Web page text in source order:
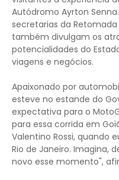
Autódromo Ayrton
secretarias da Retomada
também divulgam os
potencialidades do
viagens e negócios.
Apaixonado por
esteve no estande do
expectativa para o
para essa corrida em
Valentino Rossi, quando
Rio de Janeiro. Imagina,
novo esse momento",